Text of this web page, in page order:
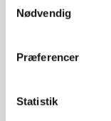
Nødvendig
Præferencer
Statistik